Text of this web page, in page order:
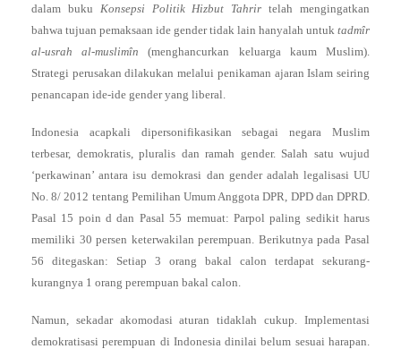
dalam buku Konsepsi Politik Hizbut Tahrir telah mengingatkan
bahwa tujuan pemaksaan ide gender tidak lain hanyalah untuk tadmîr
al-usrah al-muslimîn (menghancurkan keluarga kaum Muslim).
Strategi perusakan dilakukan melalui penikaman ajaran Islam seiring
penancapan ide-ide gender yang liberal.
Indonesia acapkali dipersonifikasikan sebagai negara Muslim
terbesar, demokratis, pluralis dan ramah gender. Salah satu wujud
‘perkawinan’ antara isu demokrasi dan gender adalah legalisasi UU
No. 8/ 2012 tentang Pemilihan Umum Anggota DPR, DPD dan DPRD.
Pasal 15 poin d dan Pasal 55 memuat: Parpol paling sedikit harus
memiliki 30 persen keterwakilan perempuan. Berikutnya pada Pasal
56 ditegaskan: Setiap 3 orang bakal calon terdapat sekurang-
kurangnya 1 orang perempuan bakal calon.
Namun, sekadar akomodasi aturan tidaklah cukup. Implementasi
demokratisasi perempuan di Indonesia dinilai belum sesuai harapan.